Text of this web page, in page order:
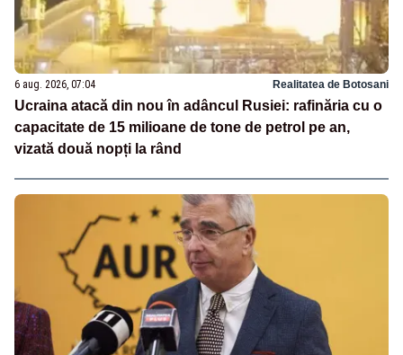
6 aug. 2026, 07:04 Realitatea de Botosani
Ucraina atacă din nou în adâncul Rusiei: rafinăria cu o
capacitate de 15 milioane de tone de petrol pe an,
vizată două nopți la rând